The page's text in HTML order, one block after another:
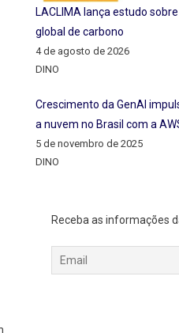
LACLIMA lança estudo
global de carbono
4 de agosto de 2026
DINO
Crescimento da GenAI
a nuvem no Brasil com a
5 de novembro de 2025
DINO
Receba as informações